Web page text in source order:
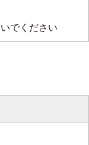
でください